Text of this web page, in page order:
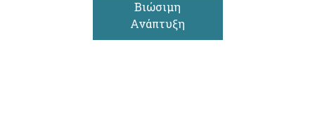
Βιώσιμη
Ανάπτυξη